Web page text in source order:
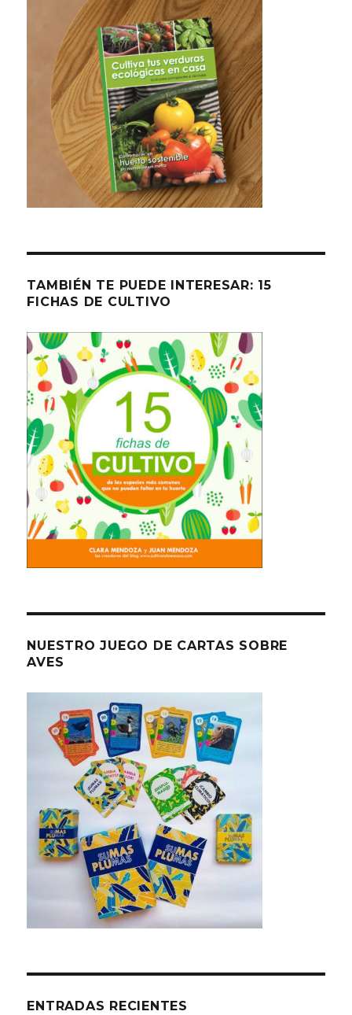
TAMBIÉN TE PUEDE INTERESAR: 15
FICHAS DE CULTIVO
NUESTRO JUEGO DE CARTAS SOBRE
AVES
ENTRADAS RECIENTES